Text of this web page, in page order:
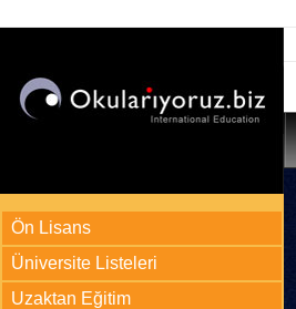
Ön Lisans
Üniversite Listeleri
Uzaktan Eğitim